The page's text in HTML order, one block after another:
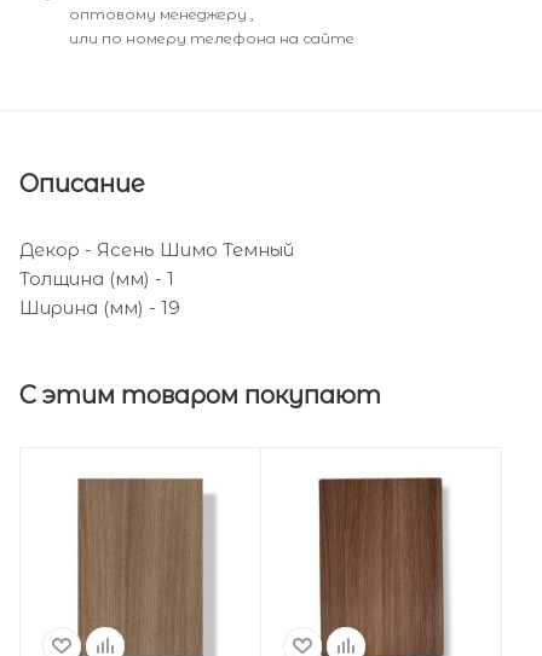
оптовому менеджеру ,
или по номеру телефона на сайте
Описание
Декор - Ясень Шимо Темный
Толщина (мм) - 1
Ширина (мм) - 19
С этим товаром покупают